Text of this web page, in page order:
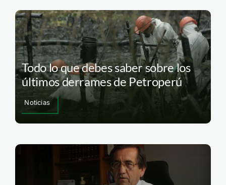
Todo lo que debes saber sobre los
últimos derrames de Petroperú
Noticias